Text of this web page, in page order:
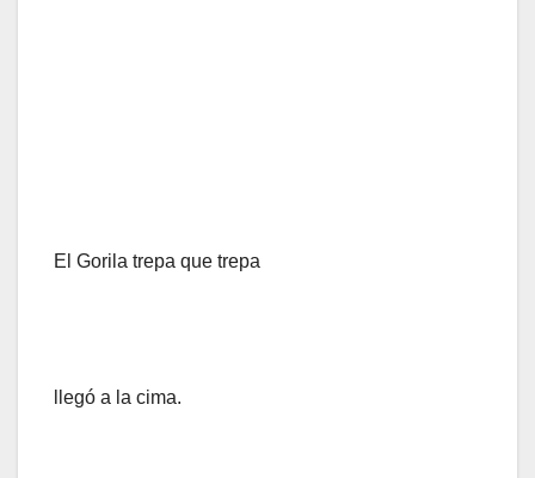
El Gorila trepa que trepa
llegó a la cima.